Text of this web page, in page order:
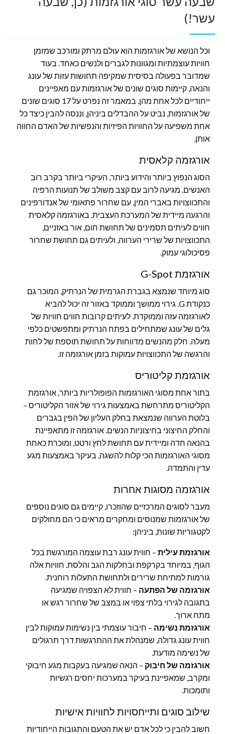
עשר!)
וכל הנושא של אורגזמות הוא עולם מרתק ומורכב שמזמן
חוויות עוצמתיות ומגוונות לגברים ולנשים כאחד. בעוד
שמדובר בפעולה בסיסית שמקיפה תחושות עזות של עונג
והנאה, קיימות סוגים שונים של אורגזמות עם מאפיינים
ייחודיים לכל אחת מהן. במאמר זה נפרט על 17 סוגים שונים
של אורגזמות, נביט על ההבדלים ביניהן, וננסה להבין כיצד כל
אחת משפיעה על החוויות הפיזיות והנפשיות של האדם החווה
אותן.
אורגזמה קלאסית
הסוג הנפוץ ביותר והידוע ביותר, העיקרי ביותר בקרב רוב
האנשים. מגיעה לרוב עם קצב משולב של תנועות הרפיה
והתכווצויות באברי המין, עם שחרור פתאומי של אנדורפינים
והרגעה מיידית של המערכת העצבית. באורגזמה קלאסית
חווים לעיתים תסמינים של תחושת חום, אור באזניים,
התכווצויות של שרירי הערווה, ולעיתים גם תחושת שחרור
פסיכולוגי עמוק.
אורגזמת G-Spot
סוג מיוחד שנמצא בגברת הגרמית של הנרתיק, המוכר גם
כנקודת G. גירוי ממושך וממוקד באזור זה יכול להביא
לאורגזמה עזה וממוקדת. לעיתים קרובות חווים חוויות של
גלים של עונג שמתחילים בפתח הנרתיק ומתפשטים כלפי
מעלה. חלק מהנשים מדווחות על תחושת תוספת של לחות
והרגשה של התכווצויות עמוקות בזמן אורגזמה זו.
אורגזמת קליטוריס
בתור אחת מסוגי האורגזמות הפופולריות ביותר, אורגזמת
הקליטוריס מתרחשת באמצעות גירוי של אזור הקליטוריס –
בלוטת הערווה שנמצאת בחלק העליון של הפין בגברים
והחלק החיצוני בחיצוניות הנשים. אורגזמה זו מתאפיינת
בהנאה חדה ומיידית עם תחושת לחץ ורטט, ומוכרת כאחת
מסוגי האורגזמות הכי קלות להשגה, בעיקר באמצעות מגע
עדין והתמדה.
אורגזמה מסוגות אחרות
מעבר לסוגים המרכזיים שהוזכרו, קיימים גם סוגים נוספים
של אורגזמות שמנוסים ומחקרים מראים כי הם מחולקים
לקטגוריות שונות, ביניהן:
אורגזמת עילית – חווית עונג רבת עוצמה המורגשת בכל
הגוף, במיוחד בקרקפת ובחלקות הגב והלסת. חוויות אלה
גורמות למתיחת שרירים ולתחושת התעלות רוחנית.
אורגזמה של הפתעה – חווית לא הצפויה שמגיעה
בתגובה לגירוי בלתי צפוי או במצב של שחרור רגש או
מתח ארוך.
אורגזמת נשימה – חיבור עוצמתי בין נשימות עמוקות לבין
חווית עונג גדולה, שמנהלת את ההתרגשות דרך תרגולים
של נשימה מודעת.
אורגזמה של חיבוק – הנאה שמגיעה בעקבות מגע חיבוקי
ומקרב, שמאפיינת בעיקר במערכות יחסים רגשיות
ותומכות.
שילוב סוגים ותייחסויות לחוויות אישיות
חשוב להבין כי לכל אדם יש את הטעם והתגובות הייחודיות